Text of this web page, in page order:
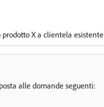
X a clientela esistente
alle domande seguenti: